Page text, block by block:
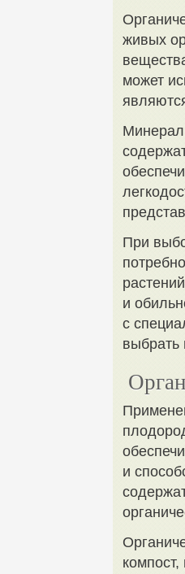
живых
может
При
и
с
выбрать
и